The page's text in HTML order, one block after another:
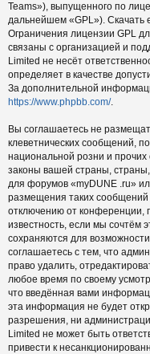
Teams»), выпущенного по
дальнейшем «GPL»). Скачать
Ограничения лицензии GPL
связаны с организацией и
Limited не несёт
определяет в качестве
За дополнительной
https://www.phpbb.com/.
Вы соглашаетесь не
клеветнических сообщений,
национальной розни и
законы вашей страны, страны,
для форумов «myDUNE .ru»
размещения таких
отключению от конференции,
известность, если мы сочтём
сохраняются для
соглашаетесь с тем, что
право удалить,
любое время по своему
что введённая вами
эта информация не будет
разрешения, ни
Limited не может быть
привести к